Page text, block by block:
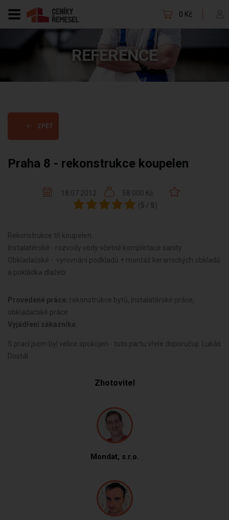
0 Kč
REFERENCE
ZPĚT
Praha 8 - rekonstrukce koupelen
18.07.2012
58 000 Kč
( 5 / 5)
Rekonstrukce tří koupelen.
Instalatérské - rozvody vody včetně kompletace sanity.
Obkladačské - vyrovnání podkladů + montáž keramických obkladů
a pokládka dlažeb.
Provedené práce: rekonstrukce bytů, instalatérské práce,
obkladačské práce
Vyjádření zákazníka:
S prací jsem byl velice spokojen - tuto partu vřele doporučuji. Lukáš
Dostál
Zhotovitel
Mondat, s.r.o.